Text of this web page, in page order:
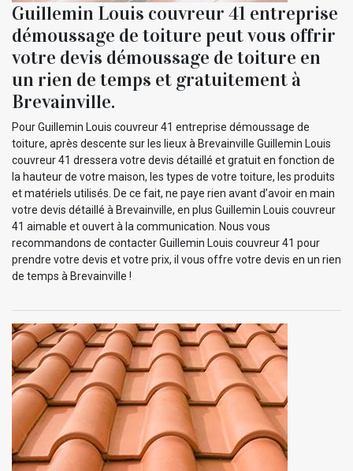
Guillemin Louis couvreur 41 entreprise
démoussage de toiture peut vous offrir
votre devis démoussage de toiture en
un rien de temps et gratuitement à
Brevainville.
Pour Guillemin Louis couvreur 41 entreprise démoussage de
toiture, après descente sur les lieux à Brevainville Guillemin Louis
couvreur 41 dressera votre devis détaillé et gratuit en fonction de
la hauteur de votre maison, les types de votre toiture, les produits
et matériels utilisés. De ce fait, ne paye rien avant d’avoir en main
votre devis détaillé à Brevainville, en plus Guillemin Louis couvreur
41 aimable et ouvert à la communication. Nous vous
recommandons de contacter Guillemin Louis couvreur 41 pour
prendre votre devis et votre prix, il vous offre votre devis en un rien
de temps à Brevainville !